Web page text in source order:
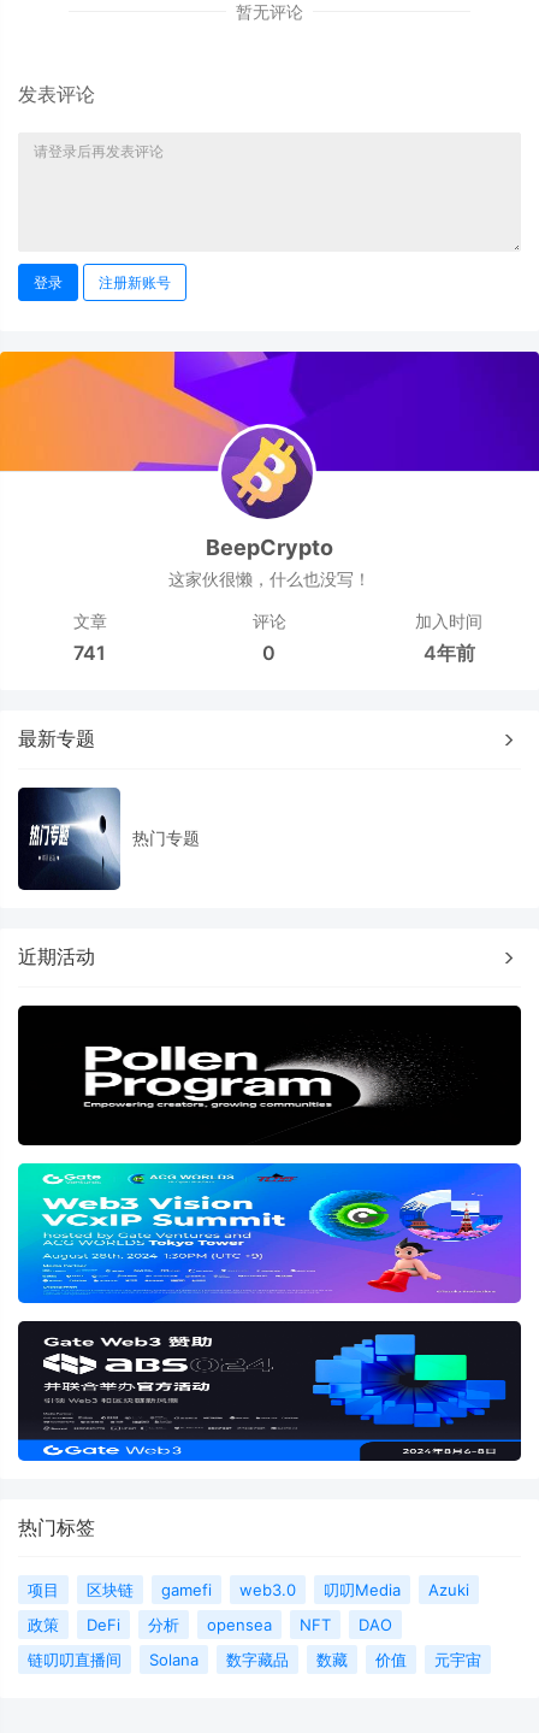
暂无评论
发表评论
登录 注册新账号
BeepCrypto
这家伙很懒，什么也没写！
文章
741
评论
0
加入时间
4年前
最新专题
热门专题
近期活动
热门标签
项目 区块链 gamefi web3.0 叨叨Media
Azuki
政策
DeFi 分析 opensea NFT
DAO
链叨叨直播间
Solana 数字藏品 数藏 价值 元宇宙